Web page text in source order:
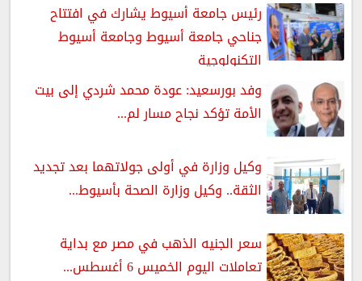
رئيس جامعة أسيوط يشارك في افتتاح
جناحي جامعة أسيوط وجامعة أسيوط
التكنولوجية
وفد بورسعيد: عودة محمد شردي إلى بيت
الأمة تؤكد نجاح مسار لم...
وكيل وزارة في أولى جولاتهما بعد تجديد
الثقة.. وكيل وزارة الصحة بأسيوط...
سعر الجنيه الذهب في مصر مع بداية
تعاملات اليوم الخميس 6 أغسطس...